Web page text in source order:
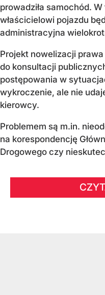
prowadziła samochód.
właścicielowi pojazdu
administracyjna
Projekt nowelizacji
do konsultacji
postępowania w
wykroczenie, ale nie
kierowcy.
Problemem są m.in.
na korespondencję
Drogowego czy